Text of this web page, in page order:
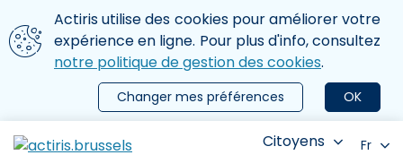
Aller au contenu principal
Nous utilisons des cookies
Actiris utilise des cookies pour améliorer votre
expérience en ligne. Pour plus d'info, consultez
notre politique de gestion des cookies.
OK
Changer mes préférences
le menu
Citoyens Fr